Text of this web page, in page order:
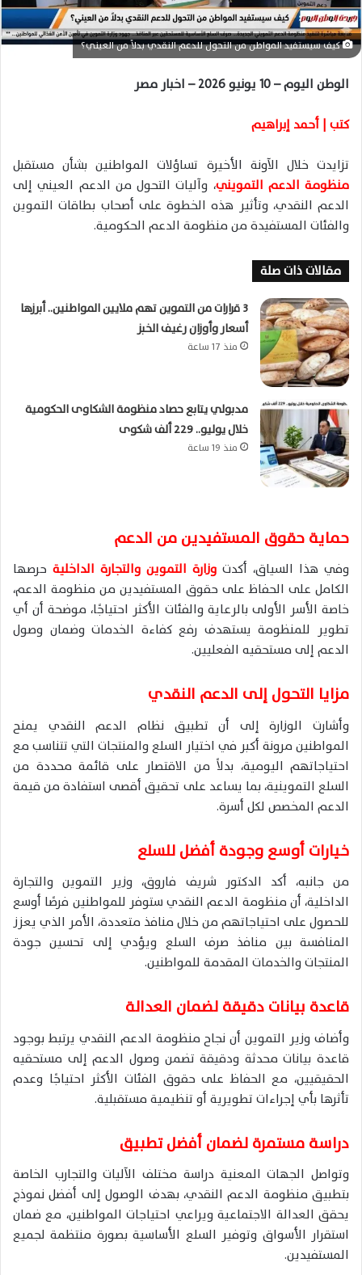
ت
ر
و
ن
ا
كيف سيستفيد المواطن من التحول للدعم النقدي بدلاً من العيني؟
الوطن اليوم – 10 يونيو 2026 – اخبار مصر
كتب | أحمد إبراهيم
تزايدت خلال الآونة الأخيرة تساؤلات المواطنين بشأن مستقبل
منظومة الدعم التمويني، وآليات التحول من الدعم العيني إلى
الدعم النقدي، وتأثير هذه الخطوة على أصحاب بطاقات التموين
والفئات المستفيدة من منظومة الدعم الحكومية.
مقالات ذات صلة
3 قرارات من التموين تهم ملايين المواطنين.. أبرزها
أسعار وأوزان رغيف الخبز
منذ 17 ساعة
مدبولي يتابع حصاد منظومة الشكاوى الحكومية
خلال يوليو.. 229 ألف شكوى
منذ 19 ساعة
حماية حقوق المستفيدين من الدعم
وفي هذا السياق، أكدت وزارة التموين والتجارة الداخلية حرصها
الكامل على الحفاظ على حقوق المستفيدين من منظومة الدعم،
خاصة الأسر الأولى بالرعاية والفئات الأكثر احتياجًا، موضحة أن أي
تطوير للمنظومة يستهدف رفع كفاءة الخدمات وضمان وصول
الدعم إلى مستحقيه الفعليين.
مزايا التحول إلى الدعم النقدي
وأشارت الوزارة إلى أن تطبيق نظام الدعم النقدي يمنح
المواطنين مرونة أكبر في اختيار السلع والمنتجات التي تتناسب مع
احتياجاتهم اليومية، بدلاً من الاقتصار على قائمة محددة من
السلع التموينية، بما يساعد على تحقيق أقصى استفادة من قيمة
الدعم المخصص لكل أسرة.
خيارات أوسع وجودة أفضل للسلع
من جانبه، أكد الدكتور شريف فاروق، وزير التموين والتجارة
الداخلية، أن منظومة الدعم النقدي ستوفر للمواطنين فرصًا أوسع
للحصول على احتياجاتهم من خلال منافذ متعددة، الأمر الذي يعزز
المنافسة بين منافذ صرف السلع ويؤدي إلى تحسين جودة
المنتجات والخدمات المقدمة للمواطنين.
قاعدة بيانات دقيقة لضمان العدالة
وأضاف وزير التموين أن نجاح منظومة الدعم النقدي يرتبط بوجود
قاعدة بيانات محدثة ودقيقة تضمن وصول الدعم إلى مستحقيه
الحقيقيين، مع الحفاظ على حقوق الفئات الأكثر احتياجًا وعدم
تأثرها بأي إجراءات تطويرية أو تنظيمية مستقبلية.
دراسة مستمرة لضمان أفضل تطبيق
وتواصل الجهات المعنية دراسة مختلف الآليات والتجارب الخاصة
بتطبيق منظومة الدعم النقدي، بهدف الوصول إلى أفضل نموذج
يحقق العدالة الاجتماعية ويراعي احتياجات المواطنين، مع ضمان
استقرار الأسواق وتوفير السلع الأساسية بصورة منتظمة لجميع
المستفيدين.